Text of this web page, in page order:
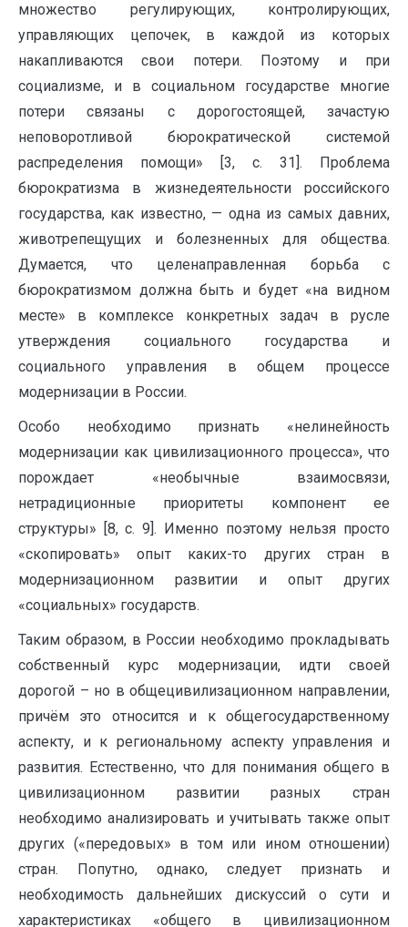
множество регулирующих, контролирующих,
управляющих цепочек, в каждой из которых
накапливаются свои потери. Поэтому и при
социализме, и в социальном государстве многие
потери связаны с дорогостоящей, зачастую
неповоротливой бюрократической системой
распределения помощи» [3, с. 31]. Проблема
бюрократизма в жизнедеятельности российского
государства, как известно, — одна из самых давних,
животрепещущих и болезненных для общества.
Думается, что целенаправленная борьба с
бюрократизмом должна быть и будет «на видном
месте» в комплексе конкретных задач в русле
утверждения социального государства и
социального управления в общем процессе
модернизации в России.
Особо необходимо признать «нелинейность
модернизации как цивилизационного процесса», что
порождает «необычные взаимосвязи,
нетрадиционные приоритеты компонент ее
структуры» [8, с. 9]. Именно поэтому нельзя просто
«скопировать» опыт каких-то других стран в
модернизационном развитии и опыт других
«социальных» государств.
Таким образом, в России необходимо прокладывать
собственный курс модернизации, идти своей
дорогой – но в общецивилизационном направлении,
причём это относится и к общегосударственному
аспекту, и к региональному аспекту управления и
развития. Естественно, что для понимания общего в
цивилизационном развитии разных стран
необходимо анализировать и учитывать также опыт
других («передовых» в том или ином отношении)
стран. Попутно, однако, следует признать и
необходимость дальнейших дискуссий о сути и
характеристиках «общего в цивилизационном